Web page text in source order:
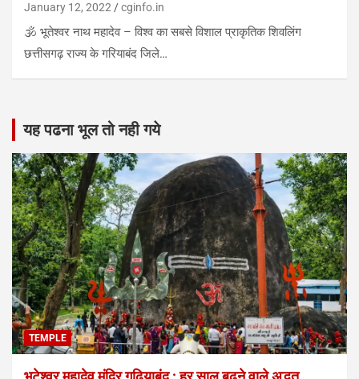
January 12, 2022 cginfo.in
🕉️ भूतेश्वर नाथ महादेव – विश्व का सबसे विशाल प्राकृतिक शिवलिंग
छत्तीसगढ़ राज्य के गरियाबंद जिले…
यह पढना भूल तो नही गये
TEMPLE